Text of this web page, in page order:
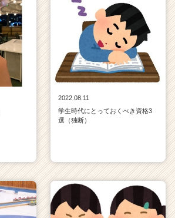
2022.08.11
学生時代にとっておくべき資格3
選（独断）